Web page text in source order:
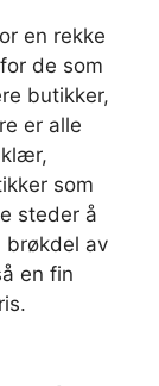
en rekke
de som
butikker,
er alle
som
steder å
av
en fin